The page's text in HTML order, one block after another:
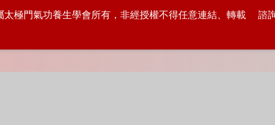
太極門氣功養生學會所有，非經授權不得任意連結、轉載